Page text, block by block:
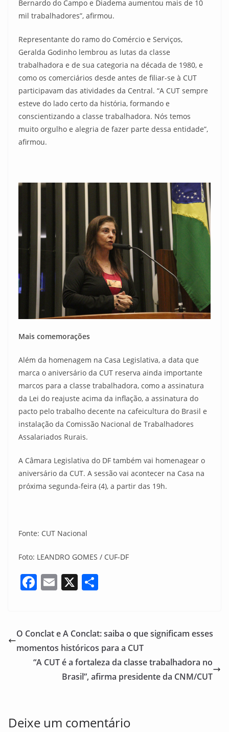
Bernardo do Campo e Diadema aumentou mais de 10
mil trabalhadores”, afirmou.
Representante do ramo do Comércio e Serviços,
Geralda Godinho lembrou as lutas da classe
trabalhadora e de sua categoria na década de 1980, e
como os comerciários desde antes de filiar-se à CUT
participavam das atividades da Central. “A CUT sempre
esteve do lado certo da história, formando e
conscientizando a classe trabalhadora. Nós temos
muito orgulho e alegria de fazer parte dessa entidade”,
afirmou.
Mais comemorações
Além da homenagem na Casa Legislativa, a data que
marca o aniversário da CUT reserva ainda importante
marcos para a classe trabalhadora, como a assinatura
da Lei do reajuste acima da inflação, a assinatura do
pacto pelo trabalho decente na cafeicultura do Brasil e
instalação da Comissão Nacional de Trabalhadores
Assalariados Rurais.
A Câmara Legislativa do DF também vai homenagear o
aniversário da CUT. A sessão vai acontecer na Casa na
próxima segunda-feira (4), a partir das 19h.
Fonte: CUT Nacional
Foto: LEANDRO GOMES / CUF-DF
F
e
b
o
E
l
X
e
O Conclat e A Conclat: saiba o que significam esses
momentos históricos para a CUT
“A CUT é a fortaleza da classe trabalhadora no
Brasil”, afirma presidente da CNM/CUT
Deixe um comentário